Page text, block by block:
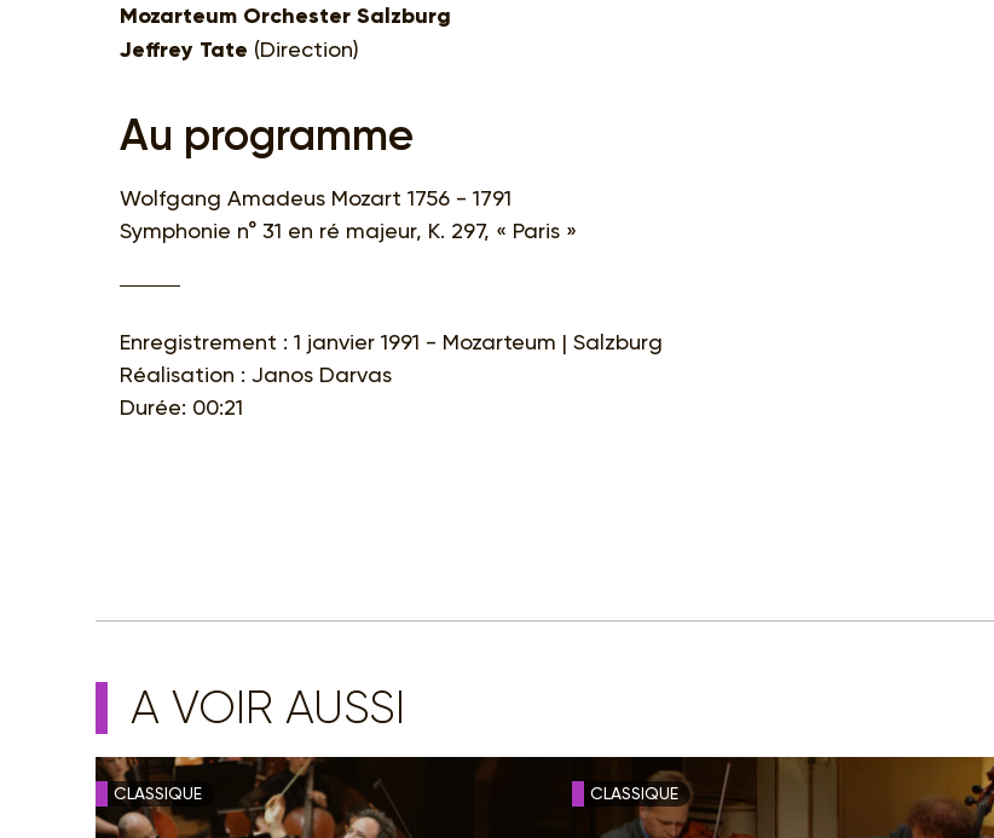
Mozarteum Orchester Salzburg
Jeffrey Tate (Direction)
Au programme
Wolfgang Amadeus Mozart 1756 - 1791
Symphonie n° 31 en ré majeur, K. 297, « Paris »
Enregistrement : 1 janvier 1991 - Mozarteum | Salzburg
Réalisation : Janos Darvas
Durée: 00:21
A VOIR AUSSI
CLASSIQUE CLASSIQUE